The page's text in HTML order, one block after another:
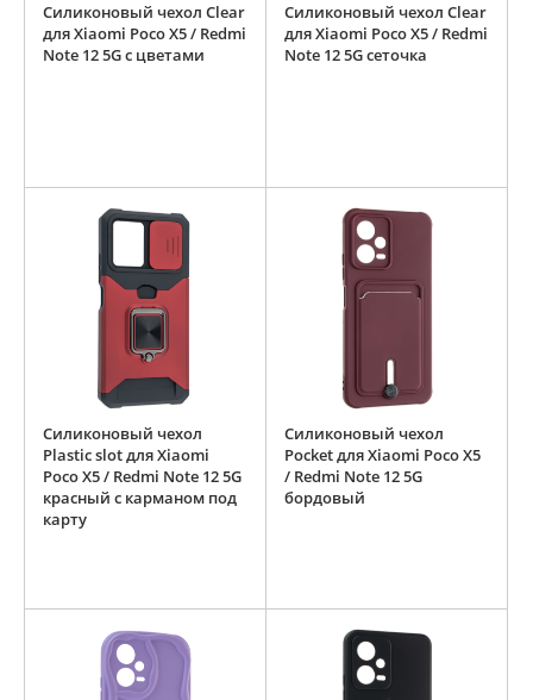
Силиконовый чехол Clear
для Xiaomi Poco X5 / Redmi
Note 12 5G с цветами
Силиконовый чехол Clear
для Xiaomi Poco X5 / Redmi
Note 12 5G сеточка
Силиконовый чехол
Plastic slot для Xiaomi
Poco X5 / Redmi Note 12 5G
красный с карманом под
карту
Силиконовый чехол
Pocket для Xiaomi Poco X5
/ Redmi Note 12 5G
бордовый